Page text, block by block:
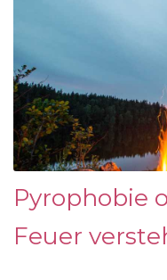
Pyrophobie
Feuer